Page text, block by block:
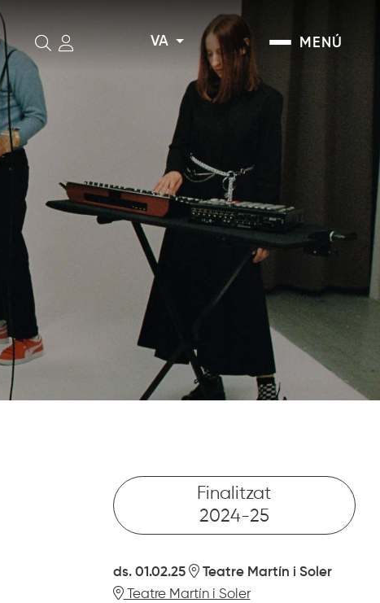
MENÚ
VA
Finalitzat
2024-25
ds. 01.02.25
Teatre Martín i Soler
Teatre Martín i Soler